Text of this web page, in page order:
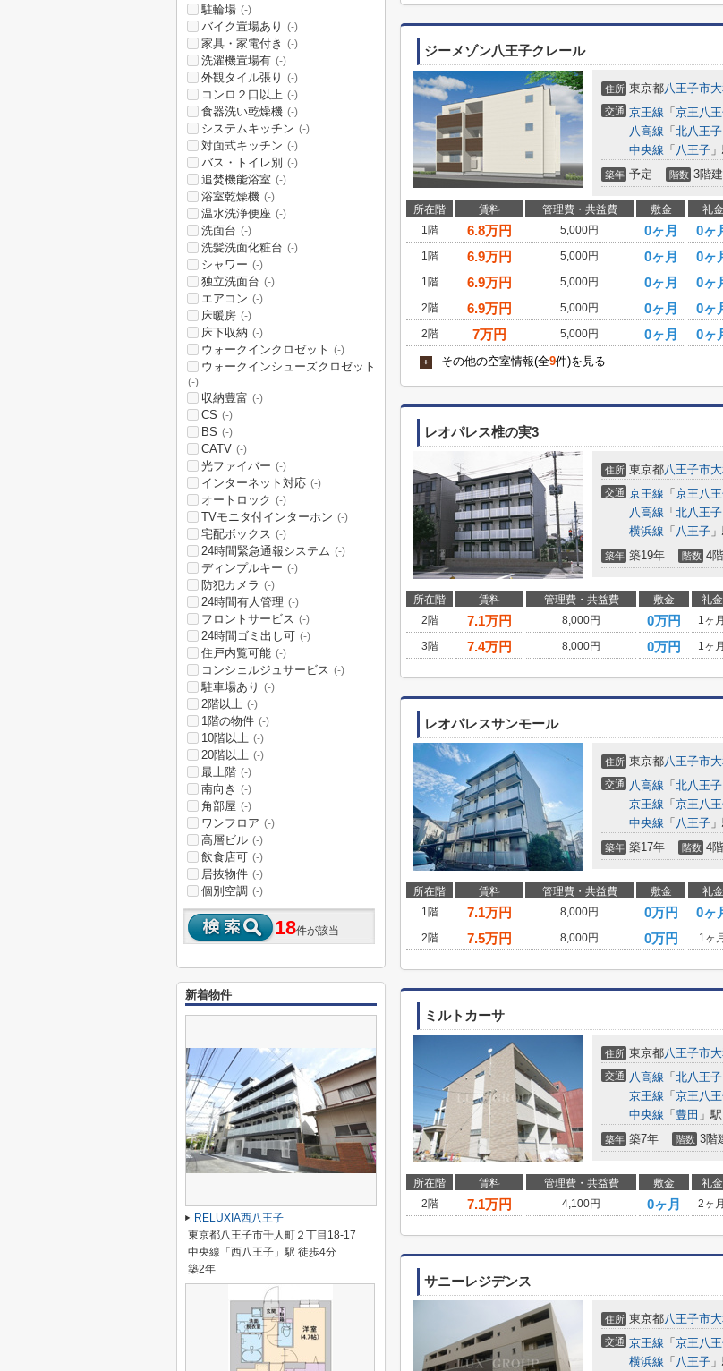
ジーメゾン八王子クレール
住所 東京都八王子市
交通 京王線 「 京王八
八高線 「 北八王子
中央線 「 八王子
築年 予定 階数 3階建
所在階 賃料 管理費・共益費 敷金 礼金
1階
6.8万円 5,000円 0ヶ月 0ヶ
1階
6.9万円 5,000円 0ヶ月 0ヶ
1階
6.9万円 5,000円 0ヶ月 0ヶ
2階
6.9万円 5,000円 0ヶ月 0ヶ
2階
7万円 5,000円 0ヶ月 0ヶ
+ その他の空室情報(全9件)を見る
レオパレス椎の実3
住所 東京都八王子市
交通 京王線 「 京王八
八高線 「 北八王子
横浜線 「 八王子
築年 築19年 階数 4
所在階 賃料 管理費・共益費 敷金 礼金
2階
7.1万円 8,000円 0万円 1ヶ月
3階
7.4万円 8,000円 0万円 1ヶ月
レオパレスサンモール
住所 東京都八王子市
交通 八高線 「 北八王子
京王線 「 京王八
中央線 「 八王子
築年 築17年 階数 4
所在階 賃料 管理費・共益費 敷金 礼金
1階
7.1万円 8,000円 0万円 0ヶ
2階
7.5万円 8,000円 0万円 1ヶ月
ミルトカーサ
住所 東京都八王子市
交通 八高線 「 北八王子
京王線 「 京王八
中央線 「 豊田 」
築年 築7年 階数 3階
所在階 賃料 管理費・共益費 敷金 礼金
2階
7.1万円 4,100円 0ヶ月 2ヶ月
サニーレジデンス
住所 東京都八王子市
交通 京王線 「 京王八
横浜線 「 八王子
駐輪場 (-)
バイク置場あり (-)
家具・家電付き (-)
洗濯機置場有 (-)
外観タイル張り (-)
コンロ２口以上 (-)
食器洗い乾燥機 (-)
システムキッチン (-)
対面式キッチン (-)
バス・トイレ別 (-)
追焚機能浴室 (-)
浴室乾燥機 (-)
温水洗浄便座 (-)
洗面台 (-)
洗髪洗面化粧台 (-)
シャワー (-)
独立洗面台 (-)
エアコン (-)
床暖房 (-)
床下収納 (-)
ウォークインクロゼット (-)
ウォークインシューズクロゼット
(-)
収納豊富 (-)
CS (-)
BS (-)
CATV (-)
光ファイバー (-)
インターネット対応 (-)
オートロック (-)
TVモニタ付インターホン (-)
宅配ボックス (-)
24時間緊急通報システム (-)
ディンプルキー (-)
防犯カメラ (-)
24時間有人管理 (-)
フロントサービス (-)
24時間ゴミ出し可 (-)
住戸内覧可能 (-)
コンシェルジュサービス (-)
駐車場あり (-)
2階以上 (-)
1階の物件 (-)
10階以上 (-)
20階以上 (-)
最上階 (-)
南向き (-)
角部屋 (-)
ワンフロア (-)
高層ビル (-)
飲食店可 (-)
居抜物件 (-)
個別空調 (-)
18件が該当
新着物件
RELUXIA西八王子
東京都八王子市千人町２丁目18-17
中央線「西八王子」駅 徒歩4分
築2年